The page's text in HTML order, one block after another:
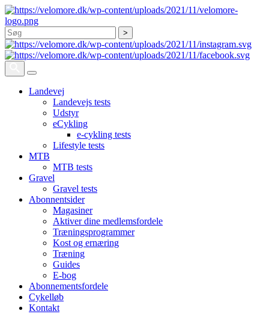
Søg
Landevej
Landevejs tests
Udstyr
eCykling
e-cykling tests
Lifestyle tests
MTB
MTB tests
Gravel
Gravel tests
Abonnentsider
Magasiner
Aktiver dine medlemsfordele
Træningsprogrammer
Kost og ernæring
Træning
Guides
E-bog
Abonnementsfordele
Cykelløb
Kontakt